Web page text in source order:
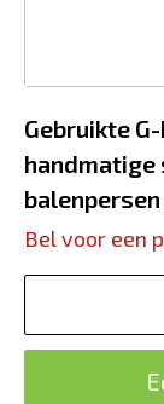
Gebruikte
balenpersen
Bel voor een